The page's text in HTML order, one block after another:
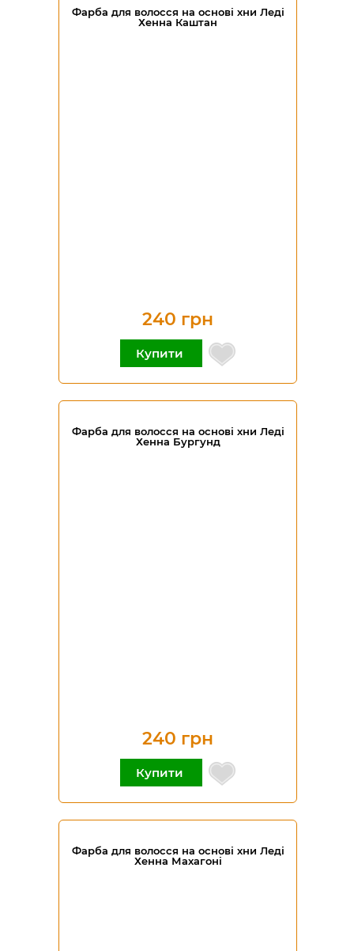
Фарба для волосся на основі хни Леді
Хенна Каштан
240 грн
Купити
Фарба для волосся на основі хни Леді
Хенна Бургунд
240 грн
Купити
Фарба для волосся на основі хни Леді
Хенна Махагоні